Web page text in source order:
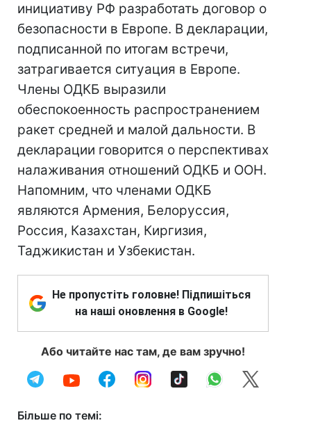
инициативу РФ разработать договор о
безопасности в Европе. В декларации,
подписанной по итогам встречи,
затрагивается ситуация в Европе.
Члены ОДКБ выразили
обеспокоенность распространением
ракет средней и малой дальности. В
декларации говорится о перспективах
налаживания отношений ОДКБ и ООН.
Напомним, что членами ОДКБ
являются Армения, Белоруссия,
Россия, Казахстан, Киргизия,
Таджикистан и Узбекистан.
Не пропустіть головне! Підпишіться
на наші оновлення в Google!
Або читайте нас там, де вам зручно!
Більше по темі: